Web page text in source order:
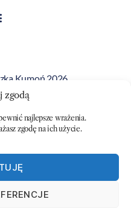
zgodą
najlepsze wrażenia.
zgodę na ich użycie.
Kumoń 2026.
na tej stronie
jej zgody.